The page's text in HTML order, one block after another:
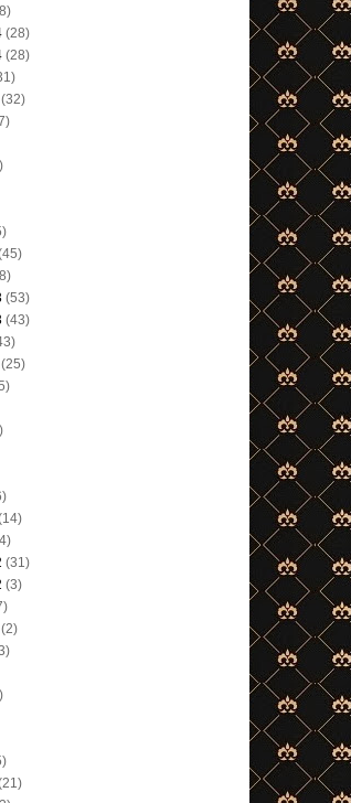
(28)
(28)
(32)
(53)
(43)
(25)
(31)
(3)
(2)